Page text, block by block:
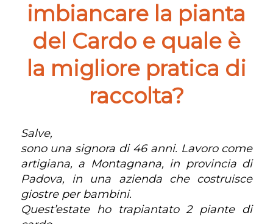
imbiancare la pianta
del Cardo e quale è
la migliore pratica di
raccolta?
Salve,
sono una signora di 46 anni. Lavoro come
artigiana, a Montagnana, in provincia di
Padova, in una azienda che costruisce
giostre per bambini.
Quest’estate ho trapiantato 2 piante di